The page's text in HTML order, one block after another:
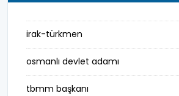
irak-türkmen
osmanlı devlet adamı
tbmm başkanı